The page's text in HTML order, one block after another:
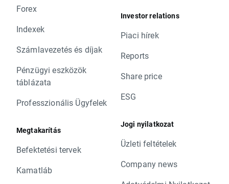
Forex
Indexek
Számlavezetés és díjak
Pénzügyi eszközök
táblázata
Professzionális Ügyfelek
Megtakarítás
Befektetési tervek
Kamatláb
Investor relations
Piaci hírek
Reports
Share price
ESG
Jogi nyilatkozat
Üzleti feltételek
Company news